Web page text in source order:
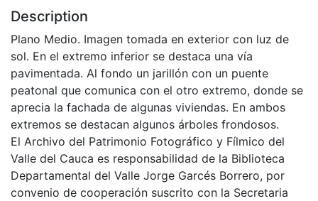
Description
Plano Medio. Imagen tomada en exterior con luz de
sol. En el extremo inferior se destaca una vía
pavimentada. Al fondo un jarillón con un puente
peatonal que comunica con el otro extremo, donde se
aprecia la fachada de algunas viviendas. En ambos
extremos se destacan algunos árboles frondosos.
El Archivo del Patrimonio Fotográfico y Fílmico del
Valle del Cauca es responsabilidad de la Biblioteca
Departamental del Valle Jorge Garcés Borrero, por
convenio de cooperación suscrito con la Secretaria